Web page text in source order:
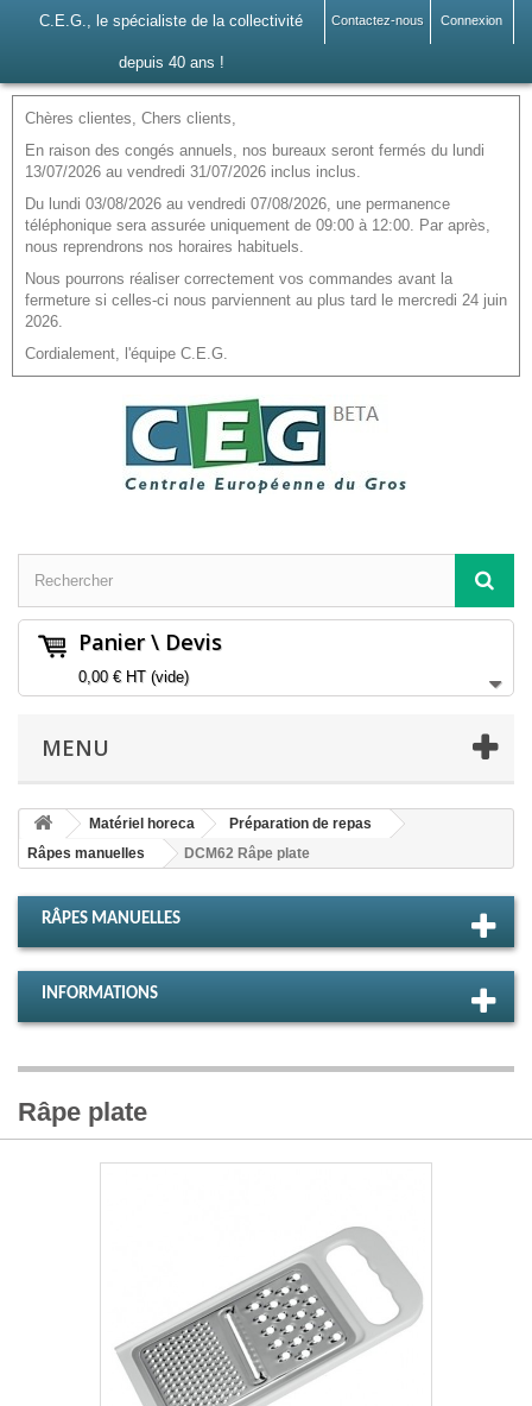
Connexion
Contactez-nous
C.E.G., le spécialiste de la collectivité
depuis 40 ans !
Chères clientes, Chers clients,
En raison des congés annuels, nos bureaux seront fermés du lundi
13/07/2026 au vendredi 31/07/2026 inclus inclus.
Du lundi 03/08/2026 au vendredi 07/08/2026, une permanence
téléphonique sera assurée uniquement de 09:00 à 12:00. Par après,
nous reprendrons nos horaires habituels.
Nous pourrons réaliser correctement vos commandes avant la
fermeture si celles-ci nous parviennent au plus tard le mercredi 24 juin
2026.
Cordialement, l'équipe C.E.G.
Panier \ Devis
0,00 €HT (vide)
MENU
Matériel horeca
Préparation de repas
Râpes manuelles
DCM62 Râpe plate
RÂPES MANUELLES
INFORMATIONS
Râpe plate